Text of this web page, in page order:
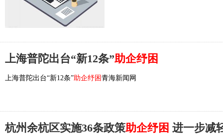
上海普陀出台“新12条”助企纾困
上海普陀出台“新12条”助企纾困 青海新闻网
杭州余杭区实施36条政策助企纾困 进一步减